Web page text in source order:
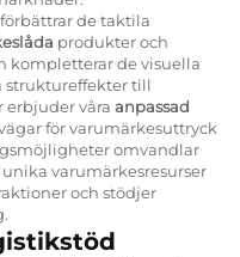
de taktila
produkter och
kompletterar de visuella
struktureffekter till
våra anpassad
för varumärkesuttryck
omvandlar
varumärkesresurser
och stödjer